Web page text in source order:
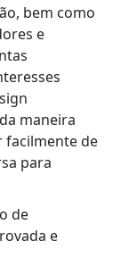
bem como
e
maneira
facilmente de
para
de
e